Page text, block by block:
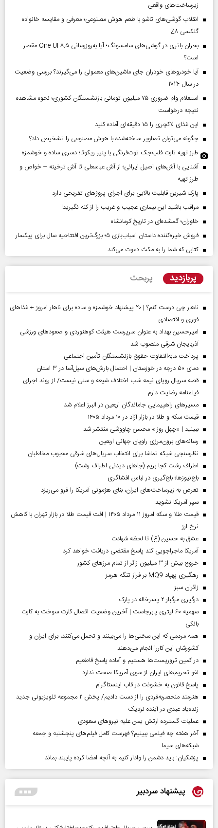
زیرساخت‌های واقعی
انقلاب گوشی‌های تاشو‌ با طعم هوش مصنوعی؛ معرفی و مقایسه خانواده
گلکسی Z۸
بحران باتری در گوشی‌های سامسونگ؛ آیا به‌روزرسانی One UI ۸.۵ مقصر
است؟
آیا خودروهای خودران جای ماشین‌های معمولی را می‌گیرند؟ بررسی وضعیت
در سال ۲۰۲۶
استعلام وام ضروری ۷۵ میلیون تومانی بازنشستگان کشوری؛ نحوه مشاهده
نتیجه درخواست
این غذای لاکچری را ۱۵ دقیقه‌ای آماده کنید
چگونه می‌توان تصاویر ساخته‌شده با هوش مصنوعی را تشخیص داد؟
طرز تهیه تارت فلپ‌جک توت‌فرنگی با پنیر ریکوتا؛ دسری ساده و خوشمزه
آشنایی با آش‌های اصیل ایرانی؛ از آش عباسعلی تا آش ترخینه + خواص و
طرز تهیه
پارک شیرین قابلیت‌ بالایی برای اجرای پروژهای تفریحی دارد
مراقب باشید این بیماری عجیب و غریب را از کنه نگیرید!
خاوران؛ گمشده‌ای در تاریخ کرمانشاه
فروش خیره‌کننده داستان اسباب‌بازی ۵؛ بزرگ‌ترین افتتاحیه سال برای پیکسار
کتابی که شما را به مکث دعوت می‌کند
پربازدید پربحث
ناهار چی درست کنم؟ | ۲۰ پیشنهاد خوشمزه و ساده برای ناهار امروز + غذاهای
فوری و اقتصادی
امیرحسین بهداد به عنوان سرپرست هیئت کوهنوردی و صعودهای ورزشی
آذربایجان شرقی منصوب شد
پرداخت مابه‌التفاوت حقوق بازنشستگان تأمین اجتماعی
دمای ۵۰ درجه در خوزستان | احتمال بارش‌های سیل‌آسا در ۳ استان
قصه سریال رویای نیمه شب اختلاف شیعه و سنی نیست/ از روند اجرای
فیلمنامه رضایت دارم
مسیر‌های راهپیمایی جاماندگان اربعین در البرز اعلام شد
قیمت سکه و طلا در بازار آزاد در ۱۰ مرداد ۱۴۰۵
ببینید | «چهل روز » محسن چاووشی منتشر شد
رسانه‌های برون‌مرزی راویان جهانی اربعین
نظرسنجی شبکه تماشا برای انتخاب سریال‌های شرقی محبوب مخاطبان
اطراف رشت کجا بریم (جاهای دیدنی اطراف رشت)
باج‌نیوزها؛ باج‌گیری در لباس افشاگری
تعرض به زیرساخت‌های ایران، بنای هژمونی آمریکا را فرو می‌ریزد
سپر آمریکا نشوید
قیمت طلا و سکه امروز ۱۱ مرداد ۱۴۰۵ | افت قیمت طلا در بازار تهران با کاهش
نرخ ارز
عشق به حسین (ع) تا لحظه شهادت
آمریکا ماجراجویی کند پاسخ مقتضی دریافت خواهد کرد
خروج بیش از ۳ میلیون زائر از تمام مرز‌های کشور
رهگیری پهپاد MQ9 بر فراز تنگه هرمز
‌زائران سبز
درگیری مرگبار ۲ پسرخاله در پارک
سهمیه ۶۰ لیتری پابرجاست | آخرین وضعیت اتصال کارت سوخت به کارت
بانکی
همه مردمی که این سختی‌ها را می‌بینند و تحمل می‌کنند، برای ایران و
کشورشان این کاررا انجام می‌دهند
در کمین تروریست‌ها هستیم و آماده پاسخ قاطعیم
لغو تحریم‌های ایران از سوی آمریکا صحت ندارد
پاسخ قانون به خشونت در قاب اینستاگرام
هنرمند منحصر‌به‌فردی را از دست دادیم/ پخش ۲ مجموعه تلویزیونی جدید
زنده‌یاد عبدی در آینده نزدیک
عملیات گسترده ارتش یمن علیه نیروهای سعودی
آخر هفته چه فیلمی ببینیم؟ فهرست کامل فیلم‌های پنجشنبه و جمعه
شبکه‌های سیما
پزشکیان: باید دشمن را وادار کنیم به آنچه امضا کرده پایبند بماند
پیشنهاد سردبیر